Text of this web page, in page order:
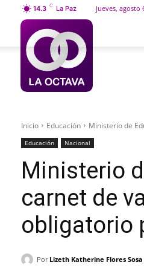
14.3 C La Paz jueves, agosto
Inicio Educación Ministerio de
Educación Nacional
Ministerio
carnet de
obligatorio
Por Lizeth Katherine Flores Sosa